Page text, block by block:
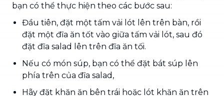
bạn có thể thực hiện theo các bước sau:
Đầu tiên, đặt một tấm vải lót lên trên bàn, rồi
đặt một đĩa ăn tốt vào giữa tấm vải lót, sau đó
đặt đĩa salad lên trên đĩa ăn tối.
Nếu có món súp, bạn có thể đặt bát súp lên
phía trên của đĩa salad,
Hãy đặt khăn ăn bên trái hoặc lót khăn ăn trên